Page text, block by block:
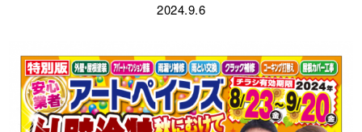
2024.9.6